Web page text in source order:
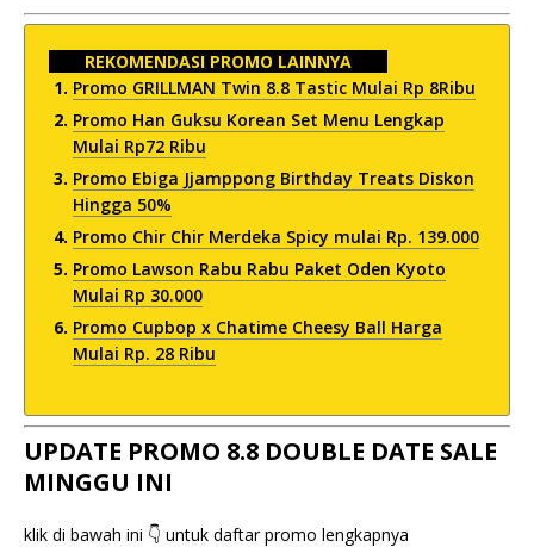
REKOMENDASI PROMO LAINNYA
Promo GRILLMAN Twin 8.8 Tastic Mulai Rp 8Ribu
Promo Han Guksu Korean Set Menu Lengkap
Mulai Rp72 Ribu
Promo Ebiga Jjamppong Birthday Treats Diskon
Hingga 50%
Promo Chir Chir Merdeka Spicy mulai Rp. 139.000
Promo Lawson Rabu Rabu Paket Oden Kyoto
Mulai Rp 30.000
Promo Cupbop x Chatime Cheesy Ball Harga
Mulai Rp. 28 Ribu
UPDATE PROMO 8.8 DOUBLE DATE SALE
MINGGU INI
klik di bawah ini 👇 untuk daftar promo lengkapnya